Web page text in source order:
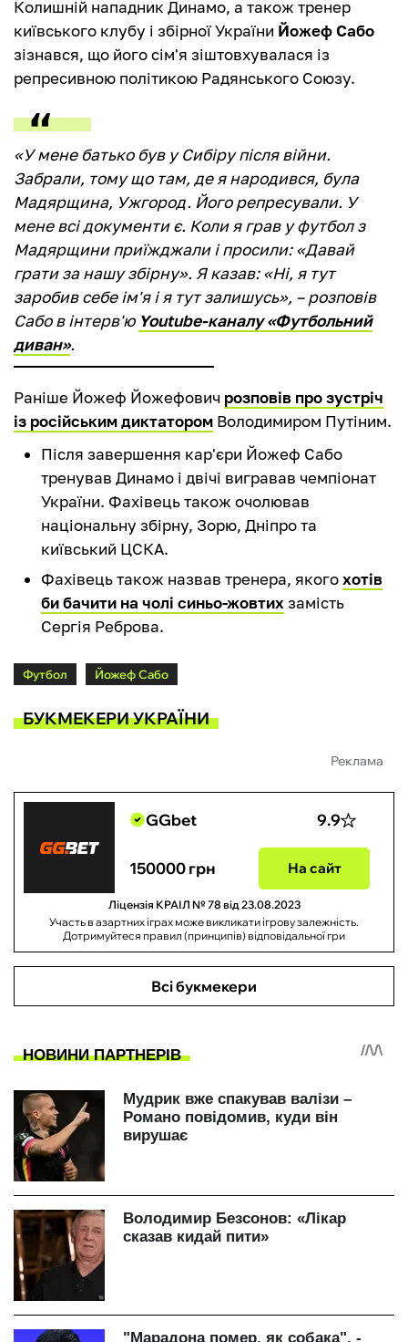
Колишній нападник Динамо, а також тренер
київського клубу і збірної України Йожеф Сабо
зізнався, що його сім'я зіштовхувалася із
репресивною політикою Радянського Союзу.
«У мене батько був у Сибіру після війни.
Забрали, тому що там, де я народився, була
Мадярщина, Ужгород. Його репресували. У
мене всі документи є. Коли я грав у футбол з
Мадярщини приїжджали і просили: «Давай
грати за нашу збірну». Я казав: «Ні, я тут
заробив себе ім'я і я тут залишусь», – розповів
Сабо в інтерв'ю Youtube-каналу «Футбольний
диван».
Раніше Йожеф Йожефович розповів про зустріч
із російським диктатором Володимиром Путіним.
Після завершення кар'єри Йожеф Сабо
тренував Динамо і двічі вигравав чемпіонат
України. Фахівець також очолював
національну збірну, Зорю, Дніпро та
київський ЦСКА.
Фахівець також назвав тренера, якогохотів
би бачити на чолі синьо-жовтихзамість
Сергія Реброва.
Футбол Йожеф Сабо
БУКМЕКЕРИ УКРАЇНИ
Реклама
GGbet 9.9
150000 грн На сайт
Ліцензія КРАІЛ № 78 від 23.08.2023
Участь в азартних іграх може викликати ігрову залежність.
Дотримуйтеся правил (принципів) відповідальної гри
Всі букмекери